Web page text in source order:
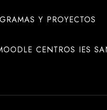
Y PROYECTOS
CENTROS IES